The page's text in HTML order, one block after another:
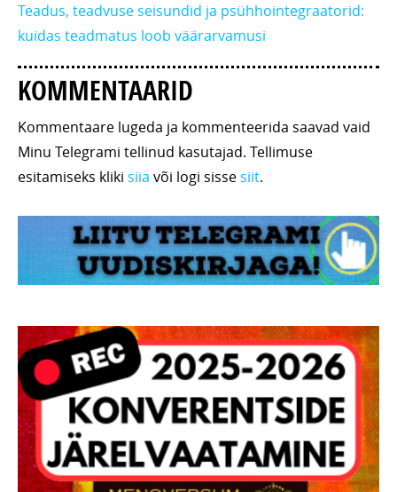
Teadus, teadvuse seisundid ja psühhointegraatorid:
kuidas teadmatus loob väärarvamusi
KOMMENTAARID
Kommentaare lugeda ja kommenteerida saavad vaid
Minu Telegrami tellinud kasutajad. Tellimuse
esitamiseks kliki siia või logi sissesiit.